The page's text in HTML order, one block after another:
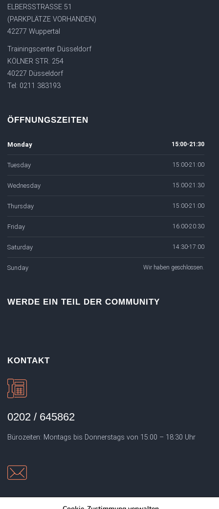
ELBERSSTRASSE 51
(PARKPLÄTZE VORHANDEN)
42277 Wuppertal
Trainingscenter Düsseldorf
KÖLNER STR. 254
40227 Düsseldorf
Tel: 0211 383193
ÖFFNUNGSZEITEN
Monday 15:00-21:30
Tuesday 15:00-21:00
Wednesday 15:00-21:30
Thursday 15:00-21:00
Friday 16:00-20:30
Saturday 14:30-17:00
Sunday Wir haben geschlossen.
WERDE EIN TEIL DER COMMUNITY
KONTAKT
0202 / 645862
Bürozeiten: Montags bis Donnerstags von 15:00 – 18:30 Uhr
EMAIL